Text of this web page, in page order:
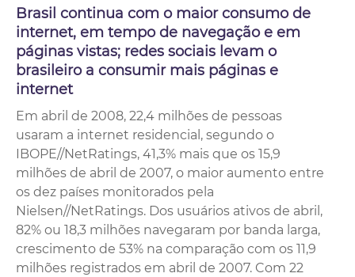
Brasil continua com o maior consumo de
internet, em tempo de navegação e em
páginas vistas; redes sociais levam o
brasileiro a consumir mais páginas e
internet
Em abril de 2008, 22,4 milhões de pessoas
usaram a internet residencial, segundo o
IBOPE//NetRatings, 41,3% mais que os 15,9
milhões de abril de 2007, o maior aumento entre
os dez países monitorados pela
Nielsen//NetRatings. Dos usuários ativos de abril,
82% ou 18,3 milhões navegaram por banda larga,
crescimento de 53% na comparação com os 11,9
milhões registrados em abril de 2007. Com 22